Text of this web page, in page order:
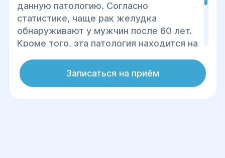
данную патологию. Согласно
статистике, чаще рак желудка
обнаруживают у мужчин после 60 лет.
Кроме того, эта патология находится на
онкологических заболеваний мира,
поэтому важно обращаться к врачу для
Записаться на приём